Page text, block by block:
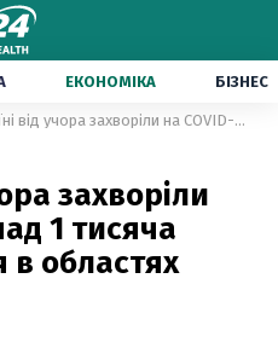
ЕКОНОМІКА БІЗНЕС
В Україні від учора захворіли на COVID-19 понад 1 тисяча людей: ситуація в областях
захворіли
1 тисяча
в областях